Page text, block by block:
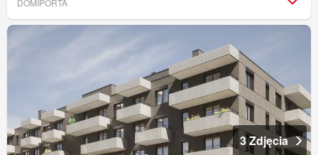
DOMIPORTA
3 Zdjęcia